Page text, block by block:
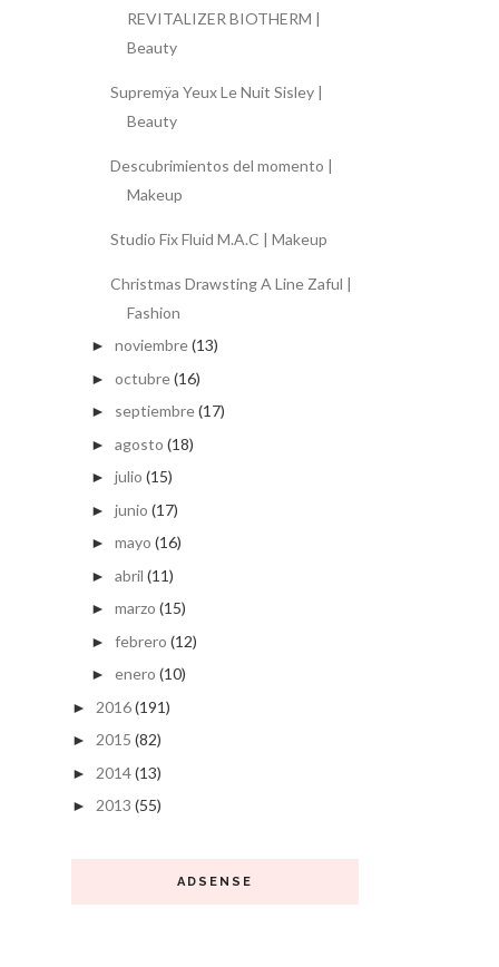
REVITALIZER BIOTHERM |
Beauty
Supremÿa Yeux Le Nuit Sisley |
Beauty
Descubrimientos del momento |
Makeup
Studio Fix Fluid M.A.C | Makeup
Christmas Drawsting A Line Zaful |
Fashion
► noviembre(13)
► octubre(16)
► septiembre(17)
► agosto (18)
► julio (15)
► junio (17)
► mayo (16)
► abril (11)
► marzo (15)
► febrero (12)
► enero (10)
► 2016(191)
► 2015 (82)
► 2014(13)
► 2013 (55)
ADSENSE